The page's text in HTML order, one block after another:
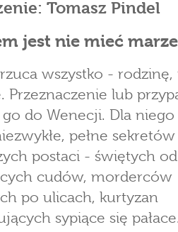
Tomasz Pindel
jest nie mieć
rzuca wszystko -
Przeznaczenie lub
do Wenecji. Dla
pełne
postaci - świętych od
cudów, morderców
po ulicach, kurtyzan
sypiące się